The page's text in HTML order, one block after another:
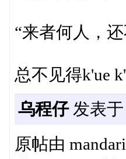
“来者何人，
总不见得k'ue
乌程仔发表于
原帖由